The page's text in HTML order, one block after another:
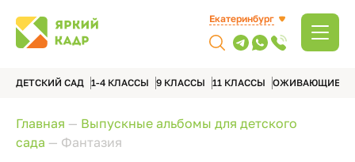
Екатеринбург
ДЕТСКИЙ САД 1-4 КЛАССЫ 9 КЛАССЫ 11 КЛАССЫ ОЖИВАЮЩИЕ
Главная — Выпускные альбомы для детского
сада — Фантазия